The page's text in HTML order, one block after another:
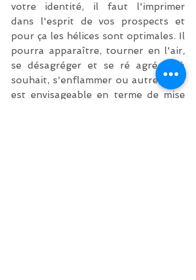
votre identité, il faut l'imprimer
dans l'esprit de vos prospects et
pour ça les hélices sont optimales. Il
pourra apparaître, tourner en l'air,
se désagréger et se ré agréger à
souhait, s'enflammer ou autre, tout
est envisageable en terme de mise